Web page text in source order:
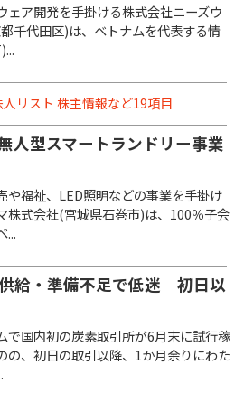
ェア開発を手掛ける株式会社ニーズウ
千代田区)は、ベトナムを代表する情
人リスト 株主情報など19項目
人型スマートランドリー事業
や福祉、LED照明などの事業を手掛け
株式会社(宮城県石巻市)は、100％子会
...
給・準備不足で低迷 初日以
で国内初の炭素取引所が6月末に試行稼
の、初日の取引以降、1か月余りにわた